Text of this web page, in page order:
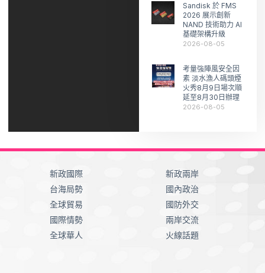
Sandisk 於 FMS
2026 展示創新
NAND 技術助力 AI
基礎架構升級
2026-08-05
考量強陣風安全因
素 淡水漁人碼頭煙
火秀8月9日場次順
延至8月30日辦理
2026-08-05
新政國際
台海局勢
全球貿易
國際情勢
全球華人
新政兩岸
國內政治
國防外交
兩岸交流
火線話題